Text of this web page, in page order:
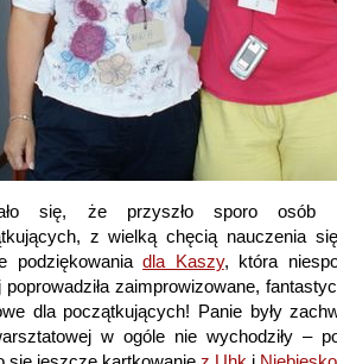
się, że przyszło sporo osób
z wielką chęcią nauczenia
podziękowaniadla Kaszy, która
poprowadziła zaimprowizowane,
dla początkujących! Panie były
w ogóle nie wychodziły –